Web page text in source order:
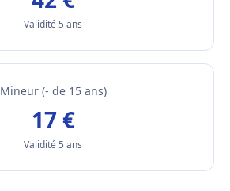
Validité 5 ans
Mineur (- de 15 ans)
17 €
Validité 5 ans